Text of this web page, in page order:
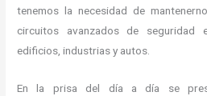
tenemos la necesidad de
circuitos avanzados de seguridad
edificios, industrias y autos.
En la prisa del día a día se